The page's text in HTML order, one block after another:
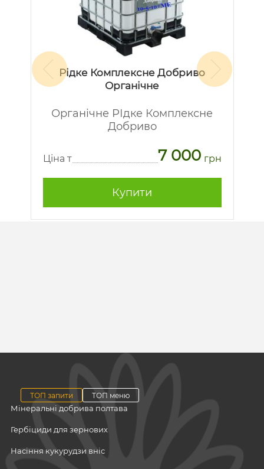
Рідке Комплексне Добриво
Органічне
Органічне РІдке Комплексне
Добриво
Ціна т 7 000 грн
Купити
ТОП запити ТОП меню
Мінеральні добрива полтава
Гербіциди для зернових
Насіння кукурудзи вніс